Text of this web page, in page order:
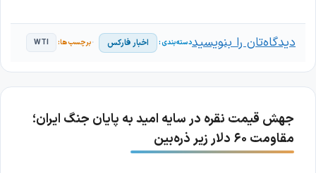
اخبار فارکس WTI دیدگاه‌تان را بنویسید
جهش قیمت نقره در سایه امید به پایان جنگ ایران؛
مقاومت ۶۰ دلار زیر ذره‌بین